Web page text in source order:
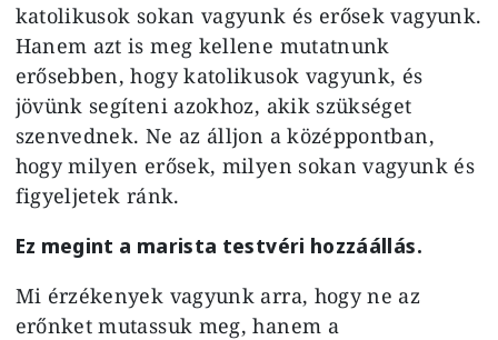
katolikusok sokan vagyunk és erősek vagyunk.
Hanem azt is meg kellene mutatnunk
erősebben, hogy katolikusok vagyunk, és
jövünk segíteni azokhoz, akik szükséget
szenvednek. Ne az álljon a középpontban,
hogy milyen erősek, milyen sokan vagyunk és
figyeljetek ránk.
Ez megint a marista testvéri hozzáállás.
Mi érzékenyek vagyunk arra, hogy ne az
erőnket mutassuk meg, hanem a